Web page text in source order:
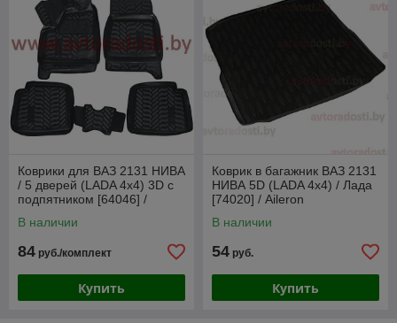
Коврики для ВАЗ 2131 НИВА
/ 5 дверей (LADA 4x4) 3D c
подпятником [64046] /
В наличии
84 руб./комплект
Купить
Коврик в багажник ВАЗ 2131
НИВА 5D (LADA 4x4) / Лада
[74020] / Aileron
В наличии
54 руб.
Купить